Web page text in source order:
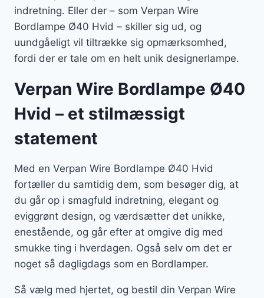
indretning. Eller der – som Verpan Wire
Bordlampe Ø40 Hvid – skiller sig ud, og
uundgåeligt vil tiltrække sig opmærksomhed,
fordi der er tale om en helt unik designerlampe.
Verpan Wire Bordlampe Ø40
Hvid – et stilmæssigt
statement
Med en Verpan Wire Bordlampe Ø40 Hvid
fortæller du samtidig dem, som besøger dig, at
du går op i smagfuld indretning, elegant og
eviggrønt design, og værdsætter det unikke,
enestående, og går efter at omgive dig med
smukke ting i hverdagen. Også selv om det er
noget så dagligdags som en Bordlamper.
Så vælg med hjertet, og bestil din Verpan Wire